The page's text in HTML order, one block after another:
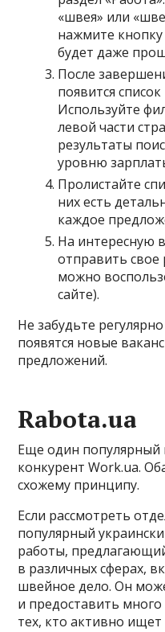
«швея» или
нажмите кнопку
будет даже
После
появится
Используйте
левой части
результаты
уровню
Пролистайте
них есть
каждое
На интересную
отправить свое
можно
сайте).
Не забудьте
появятся новые
предложений.
Rabota.ua
Еще один популярный
конкурент Work.ua.
схожему принципу.
Если рассмотреть
популярный
работы,
в различных сферах,
швейное дело. Он
и предоставить
тех, кто активно ищет